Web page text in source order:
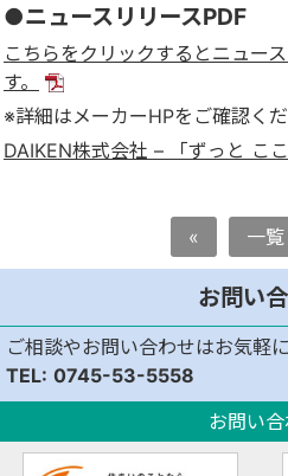
●ニュースリリースPDF
こちらをクリックするとニュー
す。
※詳細はメーカーHPをご確認くだ
DAIKEN株式会社 – 「ずっと こ
« 一覧
お問い
ご相談やお問い合わせはお気軽
0745-53-5558
お問い